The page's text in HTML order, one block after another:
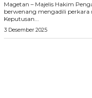
Magetan – Majelis Hakim
berwenang mengadili perkara
Keputusan...
3 Desember 2025